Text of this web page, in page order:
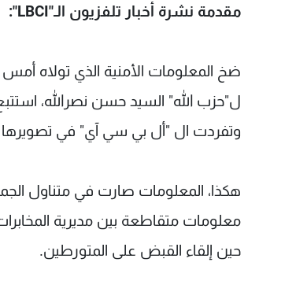
مقدمة نشرة أخبار تلفزيون الـ"LBCI":
ضخ المعلومات الأمنية الذي تولاه
ل"حزب الله" السيد حسن نصرالله،
وتفردت ال "أل بي سي آي" في تصويرها
هكذا، المعلومات صارت في متناول
معلومات متقاطعة بين مديرية
حين إلقاء القبض على المتورطين.